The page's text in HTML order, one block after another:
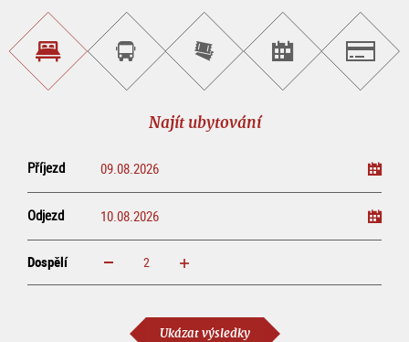
Najít
ubytování
Objednat
okružní
Zakoupit
vstupenky
on-
Najít
pořad/akci
Najít ubytování
Příjezd
Odjezd
Dospělí increase reduce
Ukázat výsledky